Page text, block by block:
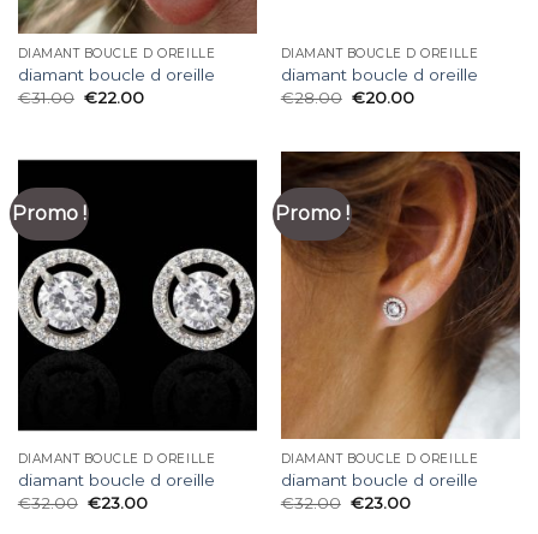
DIAMANT BOUCLE D OREILLE
diamant boucle d oreille
€31.00 €22.00
DIAMANT BOUCLE D OREILLE
diamant boucle d oreille
€28.00 €20.00
Promo !
DIAMANT BOUCLE D OREILLE
diamant boucle d oreille
€32.00 €23.00
Promo !
DIAMANT BOUCLE D OREILLE
diamant boucle d oreille
€32.00 €23.00